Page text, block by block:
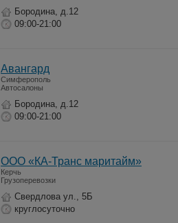
Бородина, д.12
09:00-21:00
Авангард
Симферополь
Автосалоны
Бородина, д.12
09:00-21:00
ООО «КА-Транс маритайм»
Керчь
Грузоперевозки
Свердлова ул., 5Б
круглосуточно